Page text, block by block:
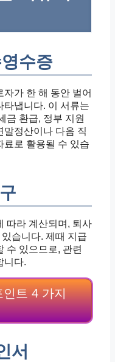
수증
가 한 해 동안 벌어
타냅니다. 이 서류는
금 환급, 정부 지원
말정산이나 다음 직
료로 활용될 수 있습
따라 계산되며, 퇴사
습니다. 제때 지급
수 있으므로, 관련
니다.
인트 4 가지
서